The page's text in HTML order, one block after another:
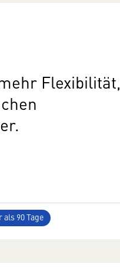
Flexibilität,
90 Tage